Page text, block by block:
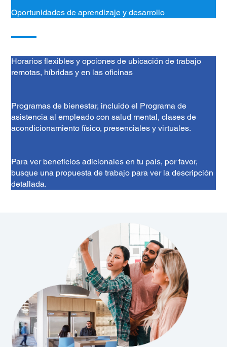
Oportunidades de aprendizaje y desarrollo
Horarios flexibles y opciones de ubicación de trabajo
remotas, híbridas y en las oficinas
Programas de bienestar, incluido el Programa de
asistencia al empleado con salud mental, clases de
acondicionamiento físico, presenciales y virtuales.
Para ver beneficios adicionales en tu país, por favor,
busque una propuesta de trabajo para ver la descripción
detallada.